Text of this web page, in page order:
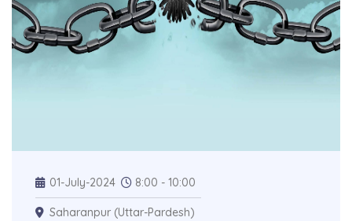
01-July-2024 8:00 - 10:00
Saharanpur (Uttar-Pardesh)